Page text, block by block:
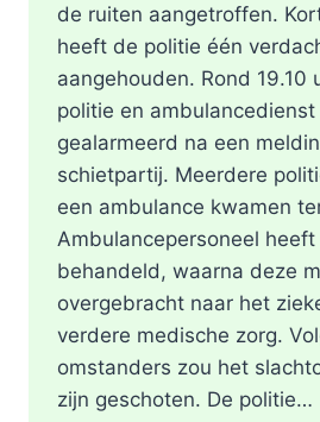
de ruiten aangetroffen.
heeft de politie één
aangehouden. Rond 19.10
politie en
gealarmeerd na een
schietpartij. Meerdere
een ambulance kwamen
Ambulancepersoneel
behandeld, waarna deze
overgebracht naar het
verdere medische zorg.
omstanders zou het
zijn geschoten. De politie…